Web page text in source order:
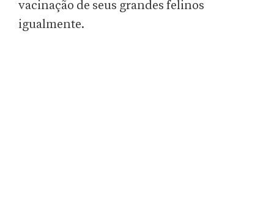
vacinação de seus grandes felinos
igualmente.